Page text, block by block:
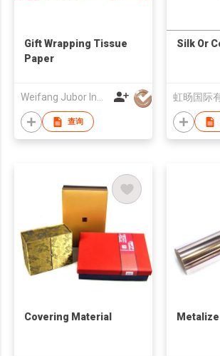
Gift Wrapping Tissue
Paper
Weifang Jubor Industrial And Commercial Co., Ltd.
查询
Silk Or
虹旸国际
Covering Material